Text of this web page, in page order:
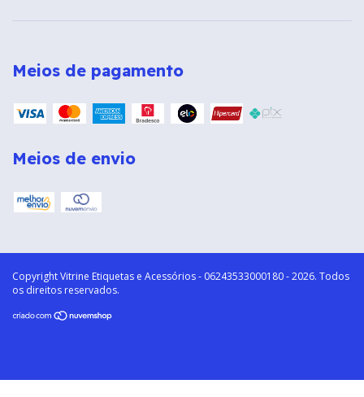
Meios de pagamento
Meios de envio
Copyright Vitrine Etiquetas e Acessórios - 06243533000180 - 2026. Todos
os direitos reservados.